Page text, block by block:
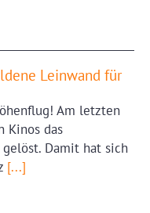
Leinwand für
Am letzten
Kinos das
Damit hat sich
[...]